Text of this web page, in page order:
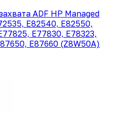
ADF HP Managed
E82540, E82550,
E77830, E78323,
E87660 (Z8W50A)